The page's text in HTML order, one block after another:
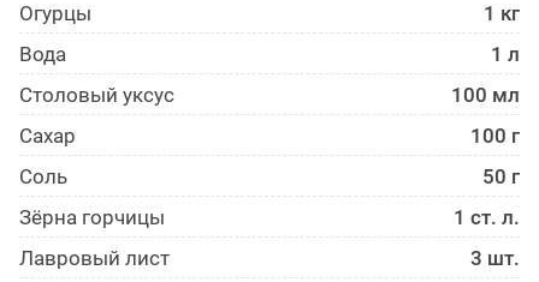
Огурцы
1 кг
Вода
1 л
Столовый уксус
100 мл
Сахар
100 г
Соль
50 г
Зёрна горчицы
1 ст. л.
Лавровый лист
3 шт.